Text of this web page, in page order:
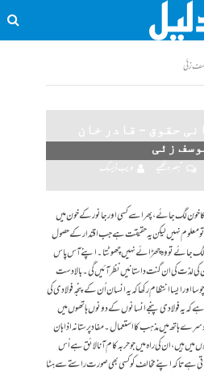
زئی
حقوق – قادر خان
زئی
تبصرہ لکھیے ویب ڈیسک
خون لگ جائے، پھر اسے کسی اور جانور کے خون میں
معلوم نہیں لیکن یہ حقیقت ہے جب اقتدار کے حصول
جائے تو وہ چھڑائے نہیں چھوٹتا۔اپنے آس پاس
کی لذت کی ان گنت داستانیں نظر آئیں گی۔ بالادست
اور ایسا انتظام رکھا کہ یہ انسان اُن کے پنجہ فولادی کی
کہ یہ فولادی پنجے انسانوں کے دونوں ہاتھوں میں
ہاتھ میں مذہب کا استعمال۔ مفاد پرستانہ اذاہان
میں ہیں، ان کی راہ میں جو حربہ کام آنا لائق ہے اُس
ہے تاکہ اپنے مخالف کو کسی بھی صورت راستے سے ہٹا